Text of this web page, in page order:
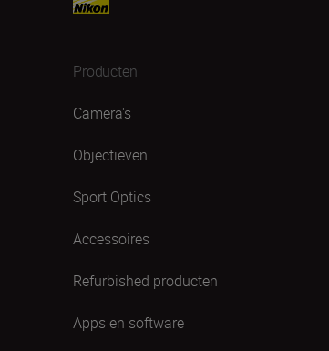
Producten
Camera's
Objectieven
Sport Optics
Accessoires
Refurbished producten
Apps en software